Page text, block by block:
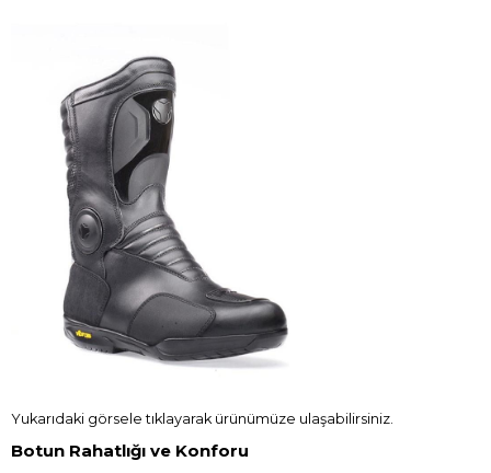
Yukarıdaki görsele tıklayarak ürünümüze ulaşabilirsiniz.
Botun Rahatlığı ve Konforu